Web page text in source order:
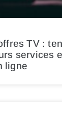
TV :
services
ligne